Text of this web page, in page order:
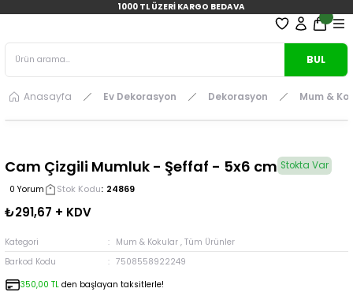
1000 TL ÜZERİ KARGO BEDAVA
BUL
Anasayfa Ev Dekorasyon Dekorasyon Mum &
Cam Çizgili Mumluk - Şeffaf - 5x6 cm Stokta Var
0 Yorum Stok Kodu 24869
₺291,67 + KDV
Kategori Mum & Kokular , Tüm Ürünler
Barkod Kodu
7508558922249
350,00 TL den başlayan taksitlerle!